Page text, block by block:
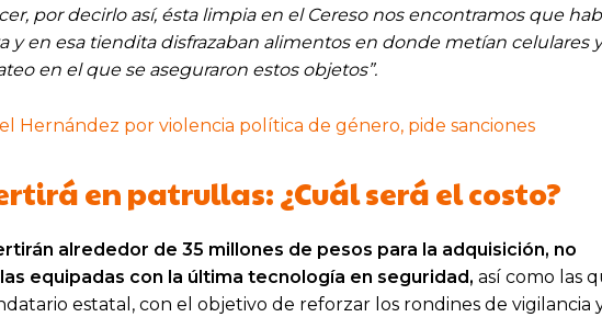
por decirlo así, ésta limpia en el Cereso nos encontramos que
y en esa tiendita disfrazaban alimentos en donde metían celulares y
en el que se aseguraron estos objetos”.
Hernández por violencia política de género, pide sanciones
en patrullas: ¿Cuál será el costo?
alrededor de 35 millones de pesos para la adquisición, no
equipadas con la última tecnología en seguridad, así como las
estatal, con el objetivo de reforzar los rondines de vigilancia